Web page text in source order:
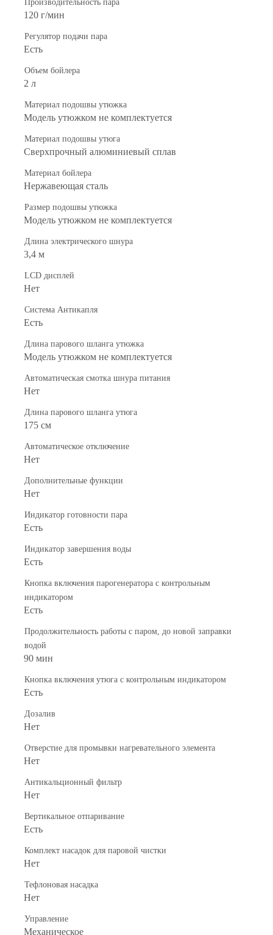
Производительность пара
120 г/мин
Регулятор подачи пара
Есть
Объем бойлера
2 л
Материал подошвы утюжка
Модель утюжком не комплектуется
Материал подошвы утюга
Сверхпрочный алюминиевый сплав
Материал бойлера
Нержавеющая сталь
Размер подошвы утюжка
Модель утюжком не комплектуется
Длина электрического шнура
3,4 м
LCD дисплей
Нет
Система Антикапля
Есть
Длина парового шланга утюжка
Модель утюжком не комплектуется
Автоматическая смотка шнура питания
Нет
Длина парового шланга утюга
175 см
Автоматическое отключение
Нет
Дополнительные функции
Нет
Индикатор готовности пара
Есть
Индикатор завершения воды
Есть
Кнопка включения парогенератора с контрольным
индикатором
Есть
Продолжительность работы с паром, до новой заправки
водой
90 мин
Кнопка включения утюга с контрольным индикатором
Есть
Дозалив
Нет
Отверстие для промывки нагревательного элемента
Нет
Антикальционный фильтр
Нет
Вертикальное отпаривание
Есть
Комплект насадок для паровой чистки
Нет
Тефлоновая насадка
Нет
Управление
Механическое